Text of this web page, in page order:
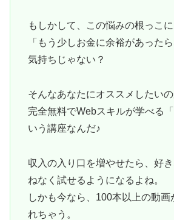
もしかして、この悩みの根っこに
「もう少しお金に余裕があった
気持ちじゃない？
そんなあなたにオススメしたいの
完全無料でWebスキルが学べる
いう講座なんだ♪
収入の入り口を増やせたら、好
ねなく試せるようになるよね。
しかも今なら、100本以上の動画
れちゃう。